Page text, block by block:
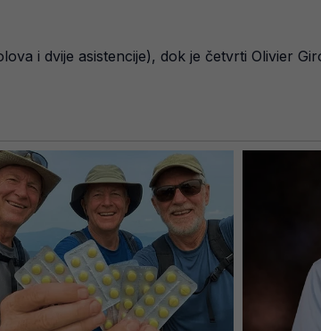
i dvije asistencije), dok je četvrti Olivier